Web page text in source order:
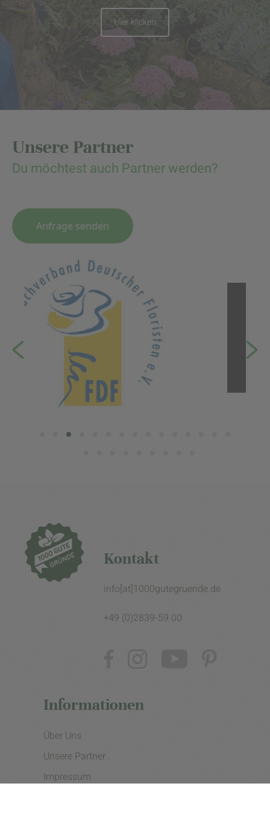
Hier klicken
Unsere Partner
Du möchtest auch Partner werden?
Anfrage senden
Kontakt
info[at]1000gutegruende.de
+49 (0)2839-59 00
Informationen
Über Uns
Unsere Partner
Impressum